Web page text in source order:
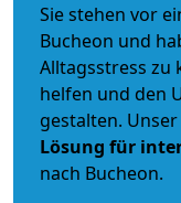
Sie stehen vor
Bucheon und
Alltagsstress zu
helfen und den
gestalten.
Lösung für
nach Bucheon.